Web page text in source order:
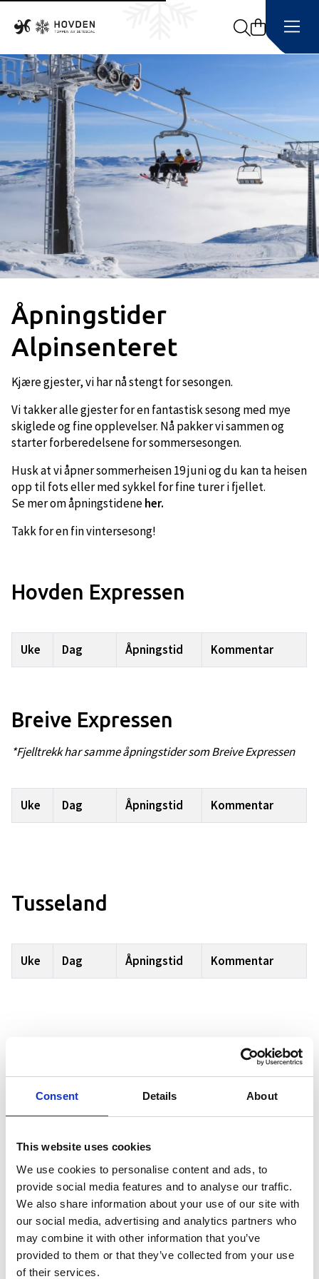
Consent Details About
This website uses cookies
We use cookies to personalise content and ads, to
provide social media features and to analyse our traffic.
We also share information about your use of our site with
our social media, advertising and analytics partners who
may combine it with other information that you’ve
provided to them or that they’ve collected from your use
of their services.
Search
Åpningstider
Alpinsenteret
Kjære gjester, vi har nå stengt for sesongen.
Vi takker alle gjester for en fantastisk sesong med mye
skiglede og fine opplevelser. Nå pakker vi sammen og
starter forberedelsene for sommersesongen.
Husk at vi åpner sommerheisen 19 juni og du kan ta heisen
opp til fots eller med sykkel for fine turer i fjellet.
Se mer om åpningstideneher.
Takk for en fin vintersesong!
Hovden Expressen
Uke Dag Åpningstid Kommentar
Breive Expressen
*Fjelltrekk har samme åpningstider som Breive Expressen
Uke Dag Åpningstid Kommentar
Tusseland
Uke Dag Åpningstid Kommentar
Uke Dag Åpningstid Kommentar
Hovdenuttrekket
Uke Dag